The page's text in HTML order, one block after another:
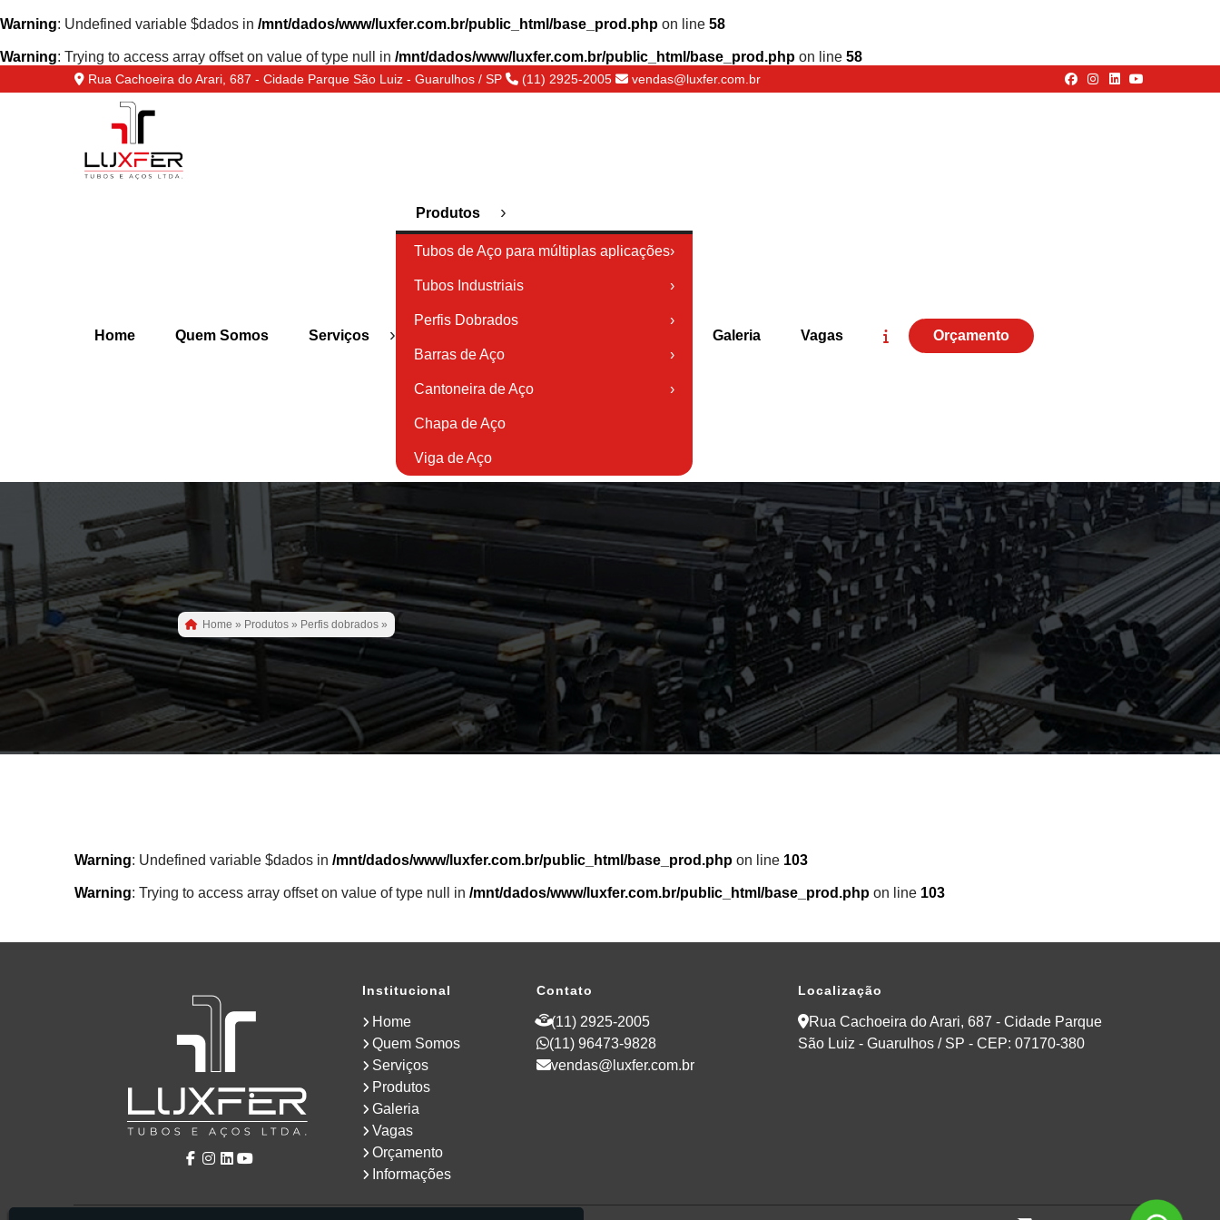
Warning: Undefined variable $dados in /mnt/dados/www/luxfer.com.br/public_html/base_prod.php on line 58
Warning: Trying to access array offset on value of type null in /mnt/dados/www/luxfer.com.br/public_html/base_prod.php on line 58
Rua Cachoeira do Arari, 687 - Cidade Parque São Luiz - Guarulhos / SP (11) 2925-2005 vendas@luxfer.com.br
Home Quem Somos Serviços ›
Produtos ›
Tubos de Aço para múltiplas aplicações›
Tubos Industriais ›
Perfis Dobrados ›
Barras de Aço ›
Cantoneira de Aço ›
Chapa de Aço
Viga de Aço
Galeria Vagas Orçamento
Home » Produtos » Perfis dobrados »
Warning: Undefined variable $dados in/mnt/dados/www/luxfer.com.br/public_html/base_prod.php on line 103
Warning: Trying to access array offset on value of type null in/mnt/dados/www/luxfer.com.br/public_html/base_prod.php on line 103
Institucional
Home
Quem Somos
Serviços
Produtos
Galeria
Vagas
Orçamento
Informações
Contato
(11) 2925-2005
(11) 96473-9828
vendas@luxfer.com.br
Localização
Rua Cachoeira do Arari, 687 - Cidade Parque
São Luiz - Guarulhos / SP - CEP: 07170-380